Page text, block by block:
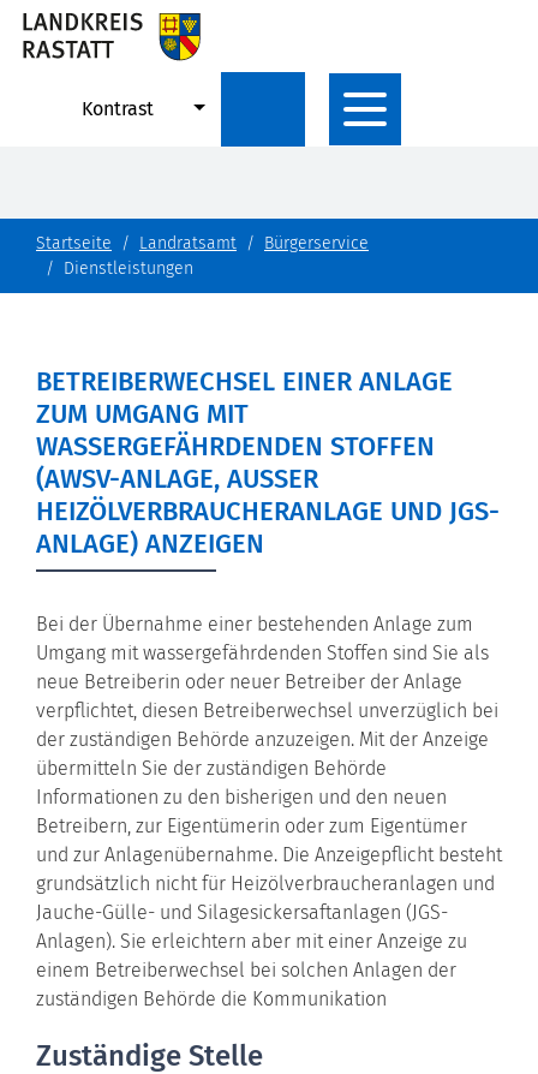
Kontrast
Startseite Landratsamt
Bürgerservice
Dienstleistungen
BETREIBERWECHSEL EINER ANLAGE
ZUM UMGANG MIT
WASSERGEFÄHRDENDEN STOFFEN
(AWSV-ANLAGE, AUSSER H
EIZÖLVERBRAUCHERANLAGE UND JGS-A
NLAGE) ANZEIGEN
Bei der Übernahme einer bestehenden Anlage zum
Umgang mit wassergefährdenden Stoffen sind Sie als
neue Betreiberin oder neuer Betreiber der Anlage
verpflichtet, diesen Betreiberwechsel unverzüglich bei
der zuständigen Behörde anzuzeigen. Mit der Anzeige
übermitteln Sie der zuständigen Behörde
Informationen zu den bisherigen und den neuen
Betreibern, zur Eigentümerin oder zum Eigentümer
und zur Anlagenübernahme. Die Anzeigepflicht besteht
grundsätzlich nicht für Heizölverbraucheranlagen und
Jauche-Gülle- und Silagesickersaftanlagen (JGS-
Anlagen). Sie erleichtern aber mit einer Anzeige zu
einem Betreiberwechsel bei solchen Anlagen der
zuständigen Behörde die Kommunikation
Zuständige Stelle